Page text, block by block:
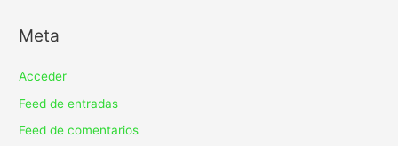
Meta
Acceder
Feed de entradas
Feed de comentarios